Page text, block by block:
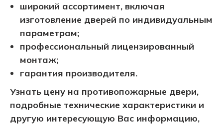
широкий ассортимент, включая
изготовление дверей по индивидуальным
параметрам;
профессиональный лицензированный
монтаж;
гарантия производителя.
Узнать цену на противопожарные двери,
подробные технические характеристики и
другую интересующую Вас информацию,